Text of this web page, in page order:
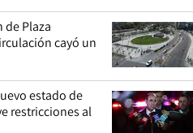
Plaza
cayó un
estado de
restricciones al